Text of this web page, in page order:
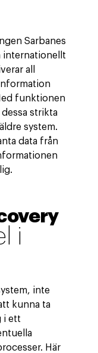
Sarbanes
internationellt
all
funktionen
strikta
system.
data från
i
inte
kunna ta
i ett
Här